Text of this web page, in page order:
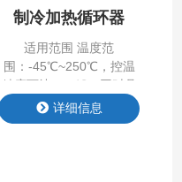
制冷加热循环器
适用范围 温度范
围：-45℃~250℃，控温
精度可达±0.5℃，同时具
备加热制冷功能。 7⼨彩
⾊TFT触摸屏图形显⽰，
详细信息